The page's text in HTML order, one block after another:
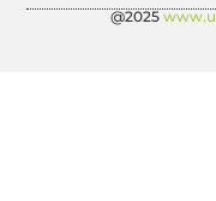
@2025